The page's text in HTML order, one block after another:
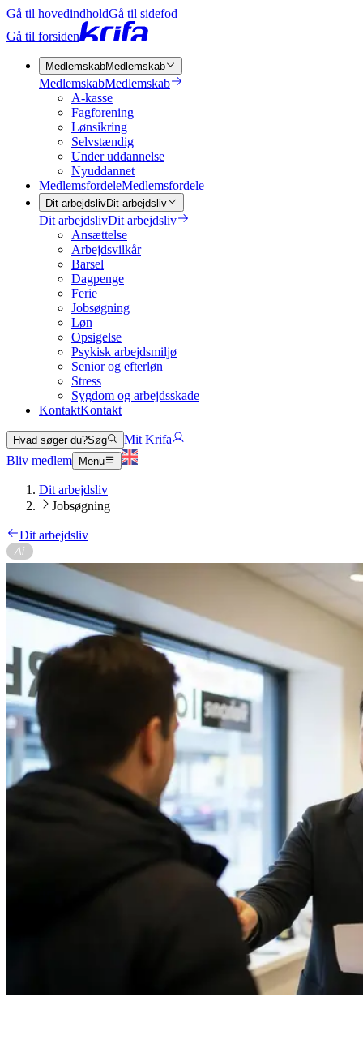
Gå til hovedindholdGå til sidefod
Gå til forsiden
MedlemskabMedlemskab
MedlemskabMedlemskab
A-kasse
Fagforening
Lønsikring
Selvstændig
Under uddannelse
Nyuddannet
MedlemsfordeleMedlemsfordele
Dit arbejdslivDit arbejdsliv
Dit arbejdslivDit arbejdsliv
Ansættelse
Arbejdsvilkår
Barsel
Dagpenge
Ferie
Jobsøgning
Løn
Opsigelse
Psykisk arbejdsmiljø
Senior og efterløn
Stress
Sygdom og arbejdsskade
KontaktKontakt
Hvad søger du?Søg
Mit Krifa
Bliv medlem
Menu
Dit arbejdsliv
Jobsøgning
Dit arbejdsliv